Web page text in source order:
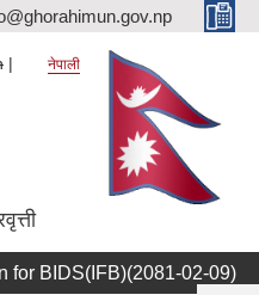
नेपाली
BIDS(IFB)(2081-02-09)